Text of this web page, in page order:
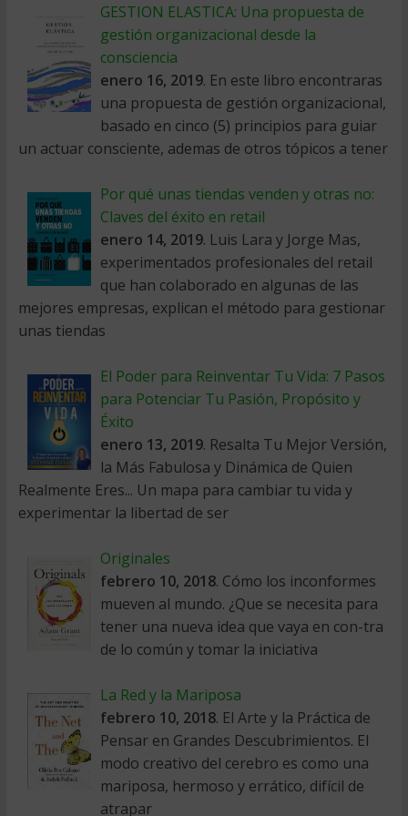
GESTION ELASTICA: Una propuesta de
gestión organizacional desde la
consciencia
enero 16, 2019. En este libro encontraras
una propuesta de gestión organizacional,
basado en cinco (5) principios para guiar
un actuar consciente, ademas de otros tópicos a tener
Por qué unas tiendas venden y otras no:
Claves del éxito en retail
enero 14, 2019. Luis Lara y Jorge Mas,
experimentados profesionales del retail
que han colaborado en algunas de las
mejores empresas, explican el método para gestionar
unas tiendas
El Poder para Reinventar Tu Vida: 7 Pasos
para Potenciar Tu Pasión, Propósito y
Éxito
enero 13, 2019. Resalta Tu Mejor Versión,
la Más Fabulosa y Dinámica de Quien
Realmente Eres... Un mapa para cambiar tu vida y
experimentar la libertad de ser
Originales
febrero 10, 2018. Cómo los inconformes
mueven al mundo. ¿Que se necesita para
tener una nueva idea que vaya en con-tra
de lo común y tomar la iniciativa
La Red y la Mariposa
febrero 10, 2018. El Arte y la Práctica de
Pensar en Grandes Descubrimientos. El
modo creativo del cerebro es como una
mariposa, hermoso y errático, difícil de
atrapar